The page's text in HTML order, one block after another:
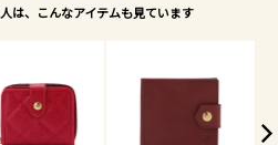
は、こんなアイテムも見ています